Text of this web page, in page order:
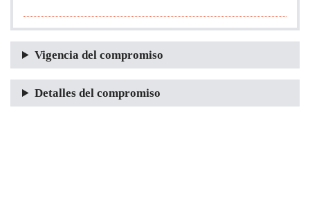
Vigencia del compromiso
Detalles del compromiso